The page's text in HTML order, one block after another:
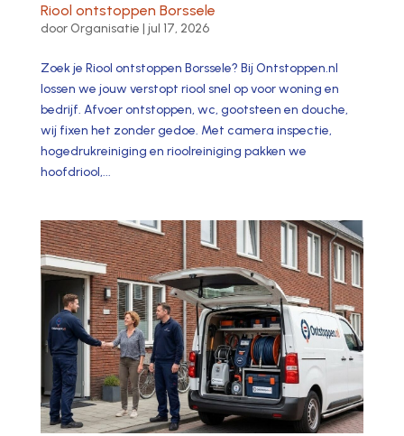
Riool ontstoppen Borssele
door Organisatie | jul 17, 2026
Zoek je Riool ontstoppen Borssele? Bij Ontstoppen.nl
lossen we jouw verstopt riool snel op voor woning en
bedrijf. Afvoer ontstoppen, wc, gootsteen en douche,
wij fixen het zonder gedoe. Met camera inspectie,
hogedrukreiniging en rioolreiniging pakken we
hoofdriool,...